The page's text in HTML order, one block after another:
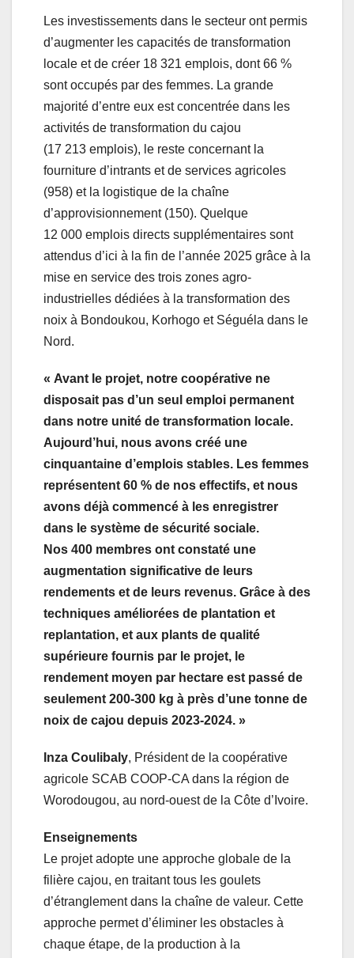
Les investissements dans le secteur ont permis
d’augmenter les capacités de transformation
locale et de créer 18 321 emplois, dont 66 %
sont occupés par des femmes. La grande
majorité d’entre eux est concentrée dans les
activités de transformation du cajou
(17 213 emplois), le reste concernant la
fourniture d’intrants et de services agricoles
(958) et la logistique de la chaîne
d’approvisionnement (150). Quelque
12 000 emplois directs supplémentaires sont
attendus d’ici à la fin de l’année 2025 grâce à la
mise en service des trois zones agro-
industrielles dédiées à la transformation des
noix à Bondoukou, Korhogo et Séguéla dans le
Nord.
« Avant le projet, notre coopérative ne
disposait pas d’un seul emploi permanent
dans notre unité de transformation locale.
Aujourd’hui, nous avons créé une
cinquantaine d’emplois stables. Les femmes
représentent 60 % de nos effectifs, et nous
avons déjà commencé à les enregistrer
dans le système de sécurité sociale.
Nos 400 membres ont constaté une
augmentation significative de leurs
rendements et de leurs revenus. Grâce à des
techniques améliorées de plantation et
replantation, et aux plants de qualité
supérieure fournis par le projet, le
rendement moyen par hectare est passé de
seulement 200-300 kg à près d’une tonne de
noix de cajou depuis 2023-2024. »
Inza Coulibaly, Président de la coopérative
agricole SCAB COOP-CA dans la région de
Worodougou, au nord-ouest de la Côte d’Ivoire.
Enseignements
Le projet adopte une approche globale de la
filière cajou, en traitant tous les goulets
d’étranglement dans la chaîne de valeur. Cette
approche permet d’éliminer les obstacles à
chaque étape, de la production à la